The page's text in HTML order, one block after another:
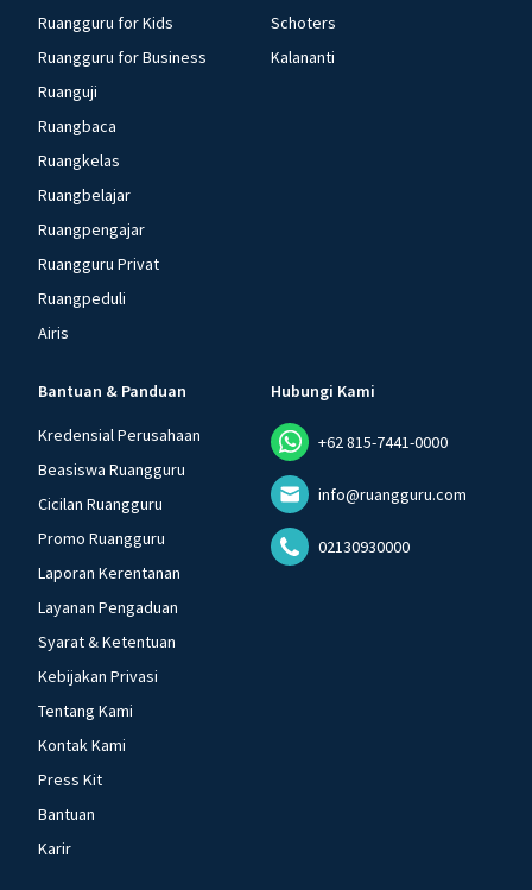
Ruangguru for Kids
Ruangguru for Business
Ruanguji
Ruangbaca
Ruangkelas
Ruangbelajar
Ruangpengajar
Ruangguru Privat
Ruangpeduli
Airis
Schoters
Kalananti
Bantuan & Panduan
Kredensial Perusahaan
Beasiswa Ruangguru
Cicilan Ruangguru
Promo Ruangguru
Laporan Kerentanan
Layanan Pengaduan
Syarat & Ketentuan
Kebijakan Privasi
Tentang Kami
Kontak Kami
Press Kit
Bantuan
Karir
Hubungi Kami
+62 815-7441-0000
info@ruangguru.com
02130930000